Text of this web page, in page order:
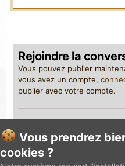
Rejoindre la
Vous pouvez publier
vous avez un compte,
publier avec votre compte.
Ajouter un
Vous prendrez
cookies ?